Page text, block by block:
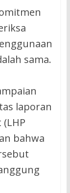
sama.
laporan
bahwa